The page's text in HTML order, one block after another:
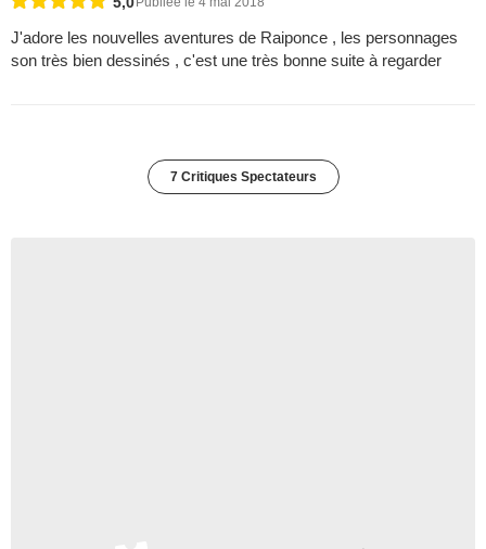
J'adore les nouvelles aventures de Raiponce , les personnages
son très bien dessinés , c'est une très bonne suite à regarder
7 Critiques Spectateurs